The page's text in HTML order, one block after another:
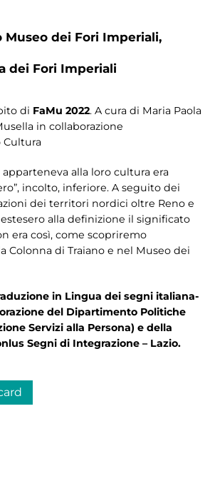
Museo dei Fori Imperiali,
dei Fori Imperiali
di FaMu 2022. A cura di Maria Paola
in collaborazione
Cultura
alla loro cultura era
incolto, inferiore. A seguito dei
dei territori nordici oltre Reno e
alla definizione il significato
era così, come scopriremo
Colonna di Traiano e nel Museo dei
in Lingua dei segni italiana-
del Dipartimento Politiche
Servizi alla Persona) e della
Segni di Integrazione – Lazio.